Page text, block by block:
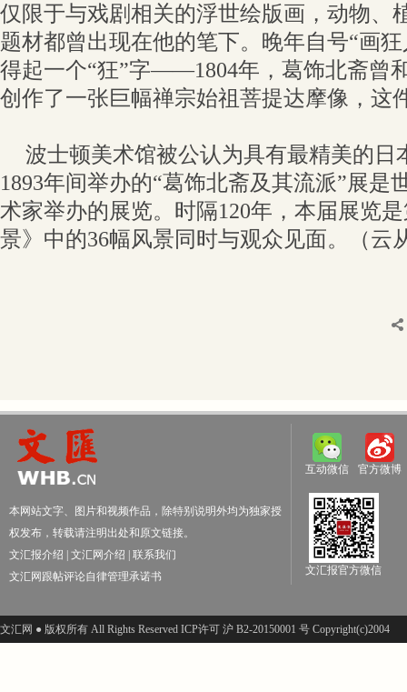
仅限于与戏剧相关的浮世绘版画，动物、
题材都曾出现在他的笔下。晚年自号“画
得起一个“狂”字——1804年，葛饰北斋曾
创作了一张巨幅禅宗始祖菩提达摩像，这
波士顿美术馆被公认为具有最精美的日
1893年间举办的“葛饰北斋及其流派”展是
术家举办的展览。时隔120年，本届展览
景》中的36幅风景同时与观众见面。（云
本网站文字、图片和视频作品，除特别说明外均为独家授
权发布，转载请注明出处和原文链接。
文汇报介绍
文汇网介绍
联系我们
文汇网跟帖评论自律管理承诺书
互动微信 官方微博
文汇报官方微信
文汇网 ● 版权所有 All Rights Reserved ICP许可 沪 B2-20150001 号 Copyright(c)2004